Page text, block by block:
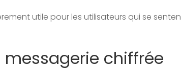
utile pour les utilisateurs qui se
messagerie chiffrée